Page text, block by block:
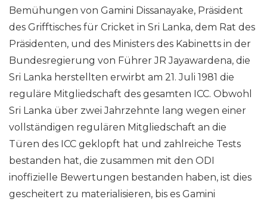
Bemühungen von Gamini Dissanayake, Präsident
des Grifftisches für Cricket in Sri Lanka, dem Rat des
Präsidenten, und des Ministers des Kabinetts in der
Bundesregierung von Führer JR Jayawardena, die
Sri Lanka herstellten erwirbt am 21. Juli 1981 die
reguläre Mitgliedschaft des gesamten ICC. Obwohl
Sri Lanka über zwei Jahrzehnte lang wegen einer
vollständigen regulären Mitgliedschaft an die
Türen des ICC geklopft hat und zahlreiche Tests
bestanden hat, die zusammen mit den ODI
inoffizielle Bewertungen bestanden haben, ist dies
gescheitert zu materialisieren, bis es Gamini